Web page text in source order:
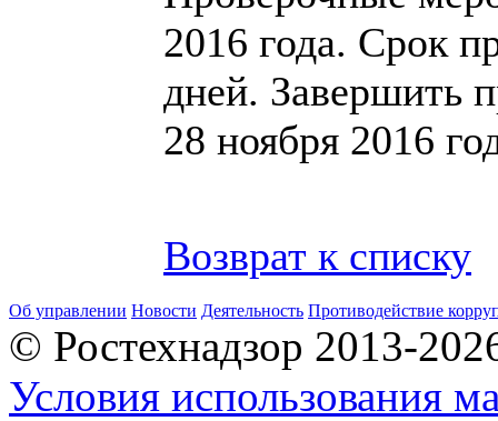
2016 года. Срок
дней. Завершить
28 ноября 2016
Возврат к списку
Об управлении Новости Деятельность Противодействие
© Ростехнадзор 2013-
Условия использования